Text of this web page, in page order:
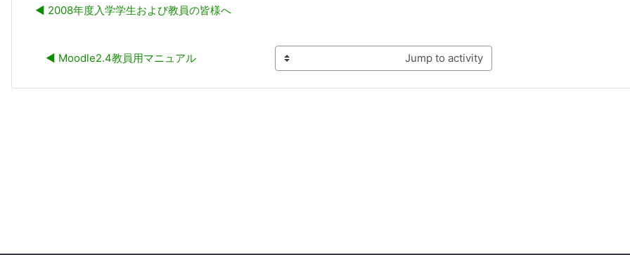
2008年度入学学生および教員の皆様へ ◀︎
Jump to activity
Moodle2.4教員用マニュアル ◀︎